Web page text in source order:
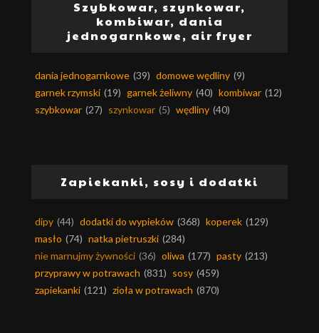
Szybkowar, szynkowar,
kombiwar, dania
jednogarnkowe, air fryer
dania jednogarnkowe (39) domowe wędliny (9)
garnek rzymski (19) garnek żeliwny (40) kombiwar (12)
szybkowar (27) szynkowar (5) wędliny (40)
Zapiekanki, sosy i dodatki
dipy (44) dodatki do wypieków (368) koperek (129)
masło (74) natka pietruszki (284)
nie marnujmy żywności (36) oliwa (177) pasty (213)
przyprawy w potrawach (831) sosy (459)
zapiekanki (121) zioła w potrawach (870)